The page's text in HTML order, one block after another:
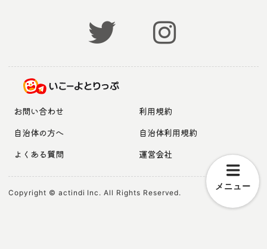
メニュー
お問い合わせ
利用規約
自治体の方へ
自治体利用規約
よくある質問
運営会社
Copyright © actindi Inc. All Rights Reserved.